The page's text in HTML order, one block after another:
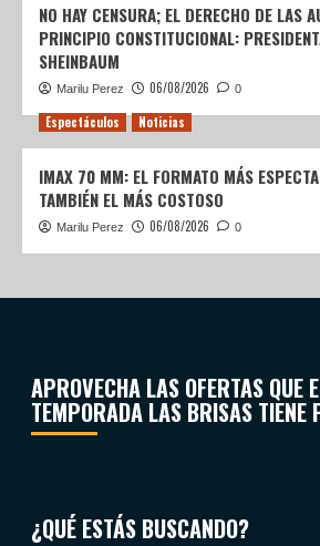
NO HAY CENSURA; EL DERECHO DE LAS
PRINCIPIO CONSTITUCIONAL:
SHEINBAUM
Marilu Perez 06/08/2026 0
Espectáculos Noticias
IMAX 70 MM: EL FORMATO MÁS
TAMBIÉN EL MÁS COSTOSO
Marilu Perez 06/08/2026 0
APROVECHA LAS OFERTAS QUE
TEMPORADA LAS BRISAS TIENE
¿QUÉ ESTÁS BUSCANDO?